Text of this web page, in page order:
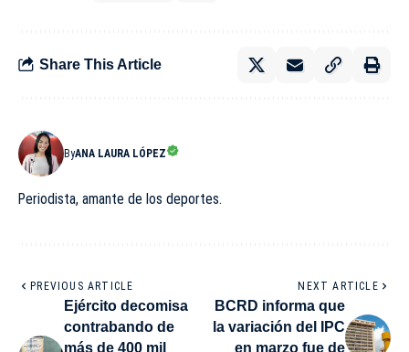
Share This Article
ByANA LAURA LÓPEZ
Periodista, amante de los deportes.
PREVIOUS ARTICLE
Ejército decomisa
contrabando de
más de 400 mil
NEXT ARTICLE
BCRD informa que
la variación del IPC
en marzo fue de